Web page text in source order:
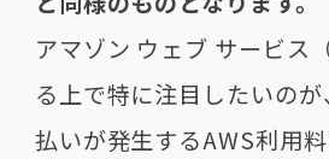
アマゾン ウェブ サービス
る上で特に注目したいの
払いが発生するAWS利用料